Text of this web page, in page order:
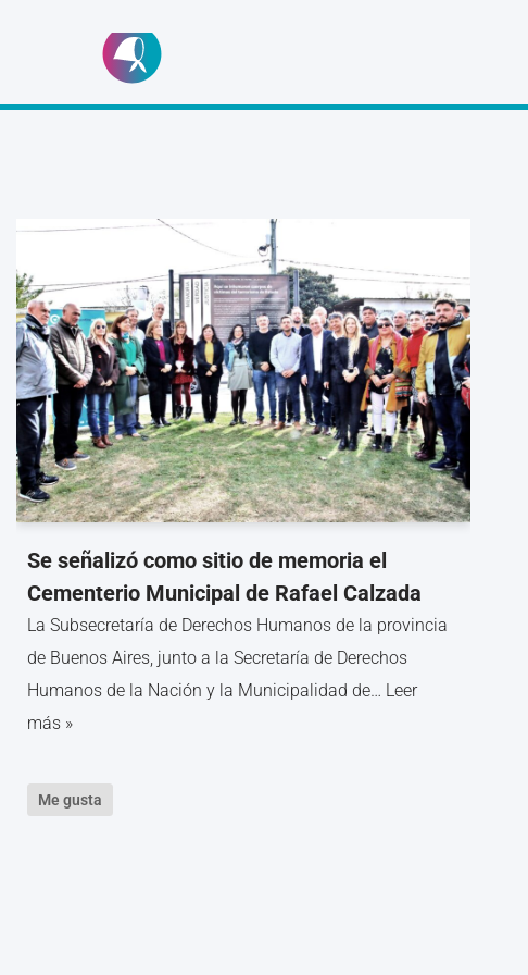
Se señalizó como sitio de memoria el
Cementerio Municipal de Rafael Calzada
La Subsecretaría de Derechos Humanos de la provincia
de Buenos Aires, junto a la Secretaría de Derechos
Humanos de la Nación y la Municipalidad de… Leer
más »
Me gusta